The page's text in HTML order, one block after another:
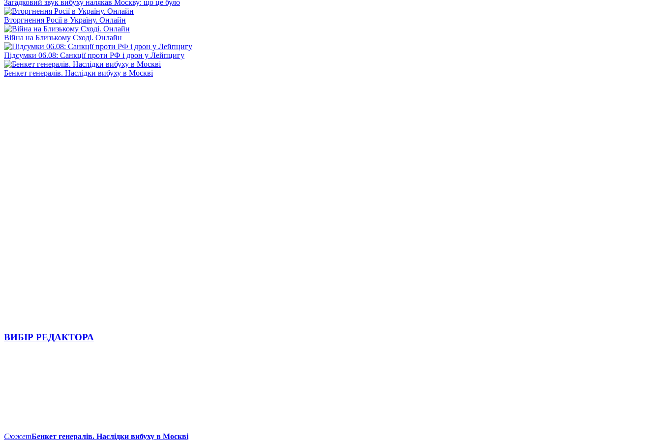
Загадковий звук вибуху налякав Москву: що це було
Вторгнення Росії в Україну. Онлайн
Війна на Близькому Сході. Онлайн
Підсумки 06.08: Санкції проти РФ і дрон у Лейпцигу
Бенкет генералів. Наслідки вибуху в Москві
ВИБІР РЕДАКТОРА
СюжетБенкет генералів. Наслідки вибуху в Москві